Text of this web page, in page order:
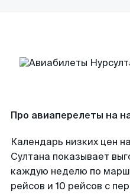
Про авиаперелеты на
Календарь низких цен
Султана показывает
каждую неделю по
рейсов и 10 рейсов с